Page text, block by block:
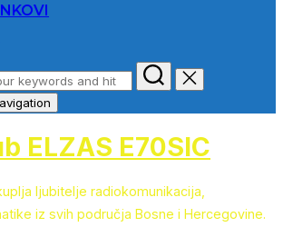
ELZAS E70SIC
ljubitelje radiokomunikacija,
iz svih područja Bosne i Hercegovine.